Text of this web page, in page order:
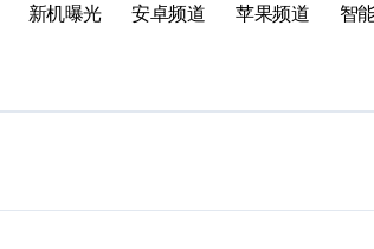
新机曝光 安卓频道 苹果频道 智